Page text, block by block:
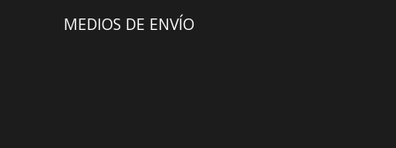
MEDIOS DE ENVÍO